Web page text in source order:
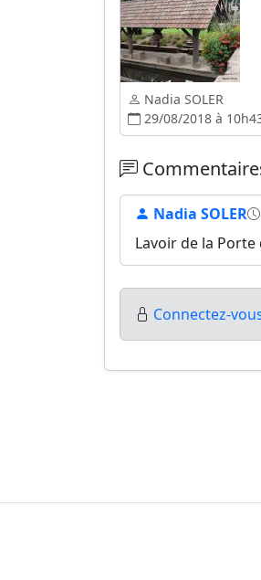
Nadia SOLER
29/08/2018 à
Nadia SOLER
Lavoir de la
Connectez-